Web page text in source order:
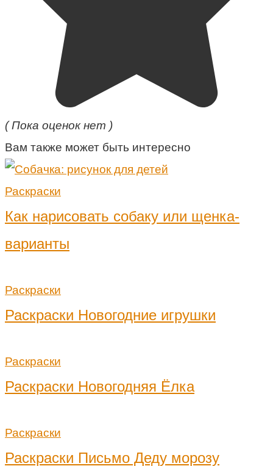
( Пока оценок нет )
Вам также может быть интересно
Раскраски
Как нарисовать собаку или щенка-
варианты
Раскраски
Раскраски Новогодние игрушки
Раскраски
Раскраски Новогодняя Ёлка
Раскраски
Раскраски Письмо Деду морозу